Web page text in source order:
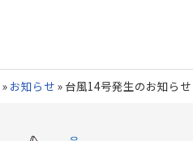
» お知らせ » 台風14号発生のお知らせ